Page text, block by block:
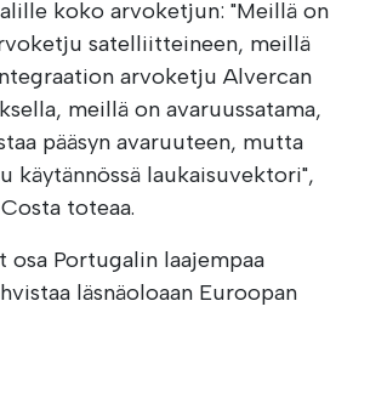
koko arvoketjun: "Meillä on
satelliitteineen, meillä
arvoketju Alvercan
meillä on avaruussatama,
pääsyn avaruuteen, mutta
käytännössä laukaisuvektori",
toteaa.
osa Portugalin laajempaa
läsnäoloaan Euroopan